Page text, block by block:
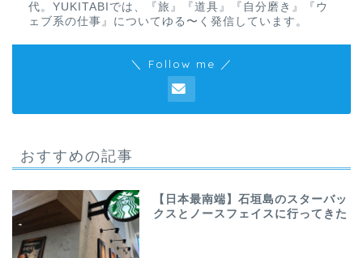
代。YUKITABIでは、『旅』『道具』『自分磨き』『ウ
ェブ系の仕事』についてゆる〜く発信しています。
＼ Follow me ／
おすすめの記事
【日本最南端】石垣島のスターバッ
クスとノースフェイスに行ってきた